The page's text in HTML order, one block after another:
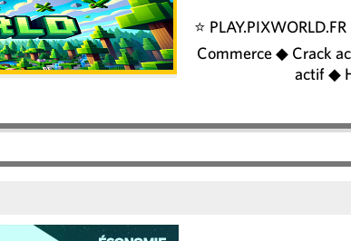
⭐️
Commerce ◆ Crack
actif ◆